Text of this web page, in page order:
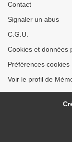
Contact
Signaler un abus
C.G.U.
Cookies et données
Préférences cookies
Voir le profil de